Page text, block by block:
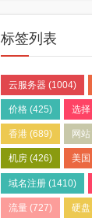
标签列表
云服务器 (1004)
价格 (425) 选择
香港 (689) 网站
机房 (426) 美国
域名注册 (1410)
流量 (727) 硬盘